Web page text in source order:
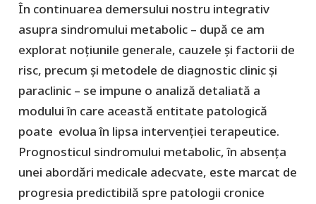
În continuarea demersului nostru integrativ
asupra sindromului metabolic – după ce am
explorat noțiunile generale, cauzele și factorii de
risc, precum și metodele de diagnostic clinic și
paraclinic – se impune o analiză detaliată a
modului în care această entitate patologică
poate evolua în lipsa intervenției terapeutice.
Prognosticul sindromului metabolic, în absența
unei abordări medicale adecvate, este marcat de
progresia predictibilă spre patologii cronice